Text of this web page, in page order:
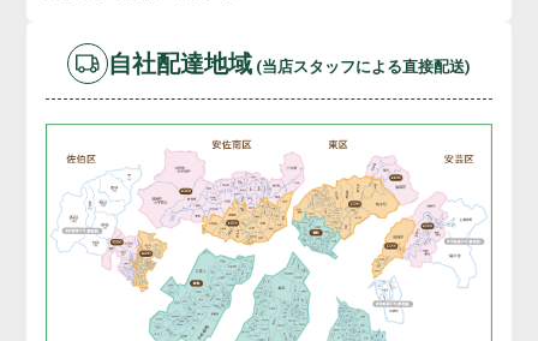
自社配達地域 (当店スタッフによる直接配送)